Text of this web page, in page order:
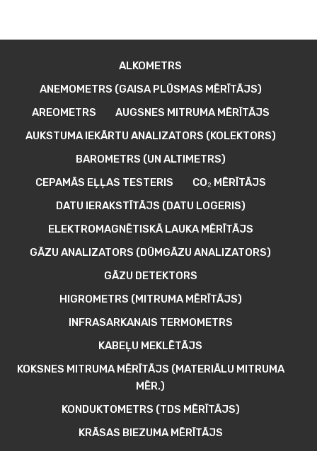
ALKOMETRS
ANEMOMETRS (GAISA PLŪSMAS MĒRĪTĀJS)
AREOMETRS
AUGSNES MITRUMA MĒRĪTĀJS
AUKSTUMA IEKĀRTU ANALIZATORS (KOLEKTORS)
BAROMETRS (UN ALTIMETRS)
CEPAMĀS EĻĻAS TESTERIS
CO₂ MĒRĪTĀJS
DATU IERAKSTĪTĀJS (DATU LOGERIS)
ELEKTROMAGNĒTISKĀ LAUKA MĒRĪTĀJS
GĀZU ANALIZATORS (DŪMGĀZU ANALIZATORS)
GĀZU DETEKTORS
HIGROMETRS (MITRUMA MĒRĪTĀJS)
INFRASARKANAIS TERMOMETRS
KABEĻU MEKLĒTĀJS
KOKSNES MITRUMA MĒRĪTĀJS (MATERIĀLU MITRUMA
MĒR.)
KONDUKTOMETRS (TDS MĒRĪTĀJS)
KRĀSAS BIEZUMA MĒRĪTĀJS